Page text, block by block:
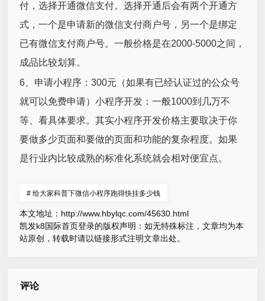
付，选择开通微信支付。选择开通后会有两个开通方
式，一个是申请新的微信支付商户号，另一个是绑定
已有微信支付商户号。一般价格是在2000-5000之间，
成品比较划算。
6、申请小程序：300元（如果有已经认证过的公众号
就可以免费申请）小程序开发：一般1000到几万不
等、看具体要求。其实小程序开发价格主要取决于你
要做多少页面和要做的页面和功能的复杂程度。如果
是行业内比较成熟的标准化系统就会相对便宜点。
# 给大家科普下微信小程序跑得快挂多少钱
本文地址： http://www.hbylqc.com/45630.html
凯发k8国际首页登录的版权声明：如无特殊标注，文章均为本
站原创，转载时请以链接形式注明文章出处。
评论